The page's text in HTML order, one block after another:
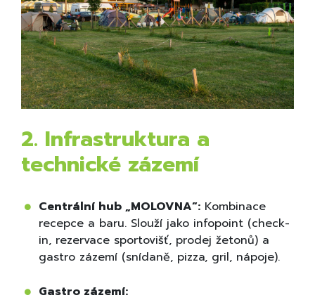
2. Infrastruktura a
technické zázemí
Centrální hub „MOLOVNA“: Kombinace
recepce a baru. Slouží jako infopoint (check-
in, rezervace sportovišť, prodej žetonů) a
gastro zázemí (snídaně, pizza, gril, nápoje).
Gastro zázemí: